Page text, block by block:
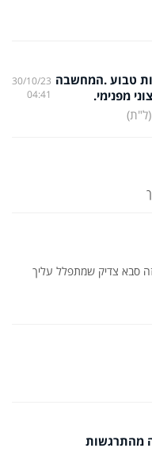
טבוע .המחשבה
מפנימי.
30/10/23
04:41
(ל"ת)
סבא צדיק שמתפלל עליך
מהתרגשות